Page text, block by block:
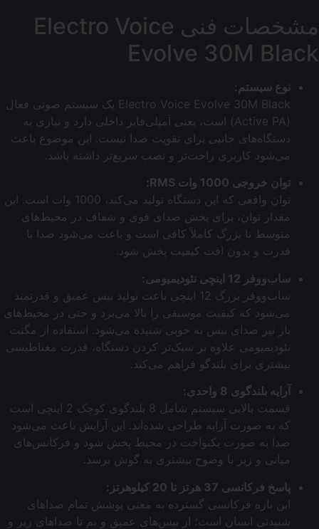
مشخصات فنی Electro Voice
Evolve 30M Black
نوع سیستم:
Electro Voice Evolve 30M Black یک سیستم صوتی فعال
(Active PA) است، یعنی آمپلی‌فایر داخلی دارد و نیازی به
دستگاه‌های جانبی برای تقویت صدا نیست. این موضوع باعث
می‌شود کاربری راحت‌تر و نصب سریع‌تر داشته باشد.
توان خروجی 1000 وات RMS:
توان واقعی که این دستگاه تولید می‌کند، 1000 وات است. این
مقدار توان، برای پخش صدای قوی و شفاف در محیط‌های
متوسط تا بزرگ کاملاً کافی است و باعث می‌شود صدا با
قدرت و بدون افت کیفیت پخش شود.
ساب‌ووفر 12 اینچی نئودیمیومی:
ساب‌ووفر بزرگ 12 اینچی باعث تولید بیس عمیق و قدرتمند
می‌شود که کیفیت موسیقی را بالا می‌برد و حتی در محیط‌های
باز نیز صدای بیس به خوبی شنیده می‌شود. استفاده از مگنت
نئودیمیومی علاوه بر سبک‌تر کردن دستگاه، قدرت مغناطیسی
بیشتری برای بلندگو فراهم می‌کند.
آرایه بلندگوی 8 واحدی:
قسمت بالایی سیستم شامل 8 بلندگوی کوچک 2 اینچی است
که به صورت آرایه طراحی شده‌اند. این آرایش باعث می‌شود
صدا به صورت یکنواخت در محیط پخش شود و فرکانس‌های
میانی و زیر با وضوح بیشتری به گوش برسد.
پاسخ فرکانسی 37 هرتز تا 20 کیلوهرتز:
این بازه فرکانسی گسترده به معنی پوشش تمام صداهای
شنیدنی انسان است؛ از بیس‌های عمیق و بم تا صداهای زیر و